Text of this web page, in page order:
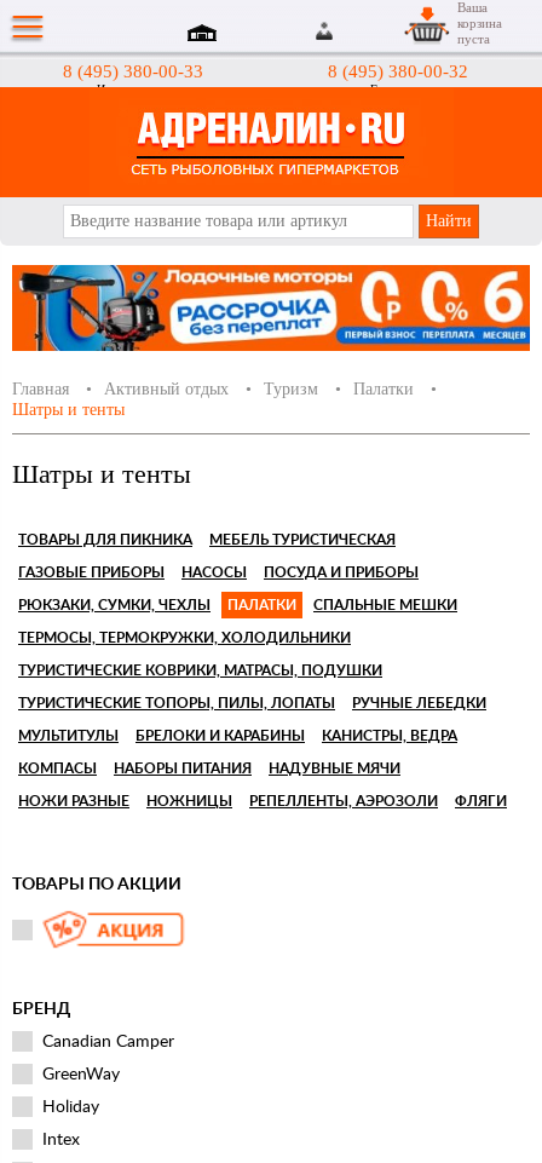
8 (495) 380-00-33
Интернет-магазин
8 (495) 380-00-32
Гипермаркеты
Ваша
корзина
пуста
Главная Активный отдых Туризм
Палатки
Шатры и тенты
Шатры и тенты
ТОВАРЫ ДЛЯ ПИКНИКА МЕБЕЛЬ ТУРИСТИЧЕСКАЯ
ГАЗОВЫЕ ПРИБОРЫ НАСОСЫ ПОСУДА И ПРИБОРЫ
РЮКЗАКИ, СУМКИ, ЧЕХЛЫ ПАЛАТКИ СПАЛЬНЫЕ МЕШКИ
ТЕРМОСЫ, ТЕРМОКРУЖКИ, ХОЛОДИЛЬНИКИ
ТУРИСТИЧЕСКИЕ КОВРИКИ, МАТРАСЫ, ПОДУШКИ
ТУРИСТИЧЕСКИЕ ТОПОРЫ, ПИЛЫ, ЛОПАТЫ РУЧНЫЕ ЛЕБЕДКИ
МУЛЬТИТУЛЫ БРЕЛОКИ И КАРАБИНЫ КАНИСТРЫ, ВЕДРА
КОМПАСЫ НАБОРЫ ПИТАНИЯ НАДУВНЫЕ МЯЧИ
НОЖИ РАЗНЫЕ НОЖНИЦЫ РЕПЕЛЛЕНТЫ, АЭРОЗОЛИ ФЛЯГИ
ТОВАРЫ ПО АКЦИИ
БРЕНД
Canadian Camper
GreenWay
Holiday
Intex